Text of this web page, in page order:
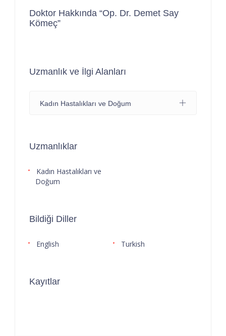
Doktor Hakkında “Op. Dr. Demet Say
Kömeç”
Uzmanlık ve İlgi Alanları
Kadın Hastalıkları ve Doğum
Uzmanlıklar
Kadın Hastalıkları ve
Doğum
Bildiği Diller
English Turkish
Kayıtlar